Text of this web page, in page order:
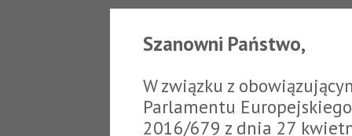
Szanowni Państwo,
W związku z
Parlamentu
2016/679 z dnia 27